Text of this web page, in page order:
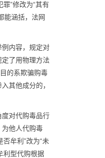
”修改为“其有
能涵括，法网
例内容，规定对
了用物理方法
的系欺骗购毒
其他成分的，
度对代购毒品行
他人代购毒
牟利”改为“未
利型代购根据